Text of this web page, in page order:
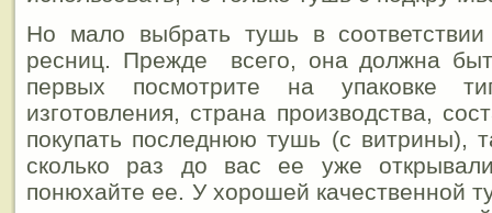
Но мало выбрать тушь в
ресниц. Прежде всего, она должна
первых посмотрите на упаковке
изготовления, страна производства,
покупать последнюю тушь (с витрины),
сколько раз до вас ее уже
понюхайте ее. У хорошей качественной